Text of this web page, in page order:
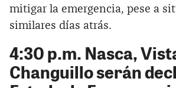
mitigar la emergencia, pese a
similares días atrás.
4:30 p.m. Nasca,
Changuillo serán